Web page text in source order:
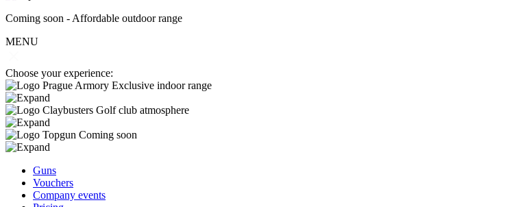
Coming soon - Affordable outdoor range
MENU
Choose your experience:
Exclusive indoor range
Golf club atmosphere
Coming soon
Guns
Vouchers
Company events